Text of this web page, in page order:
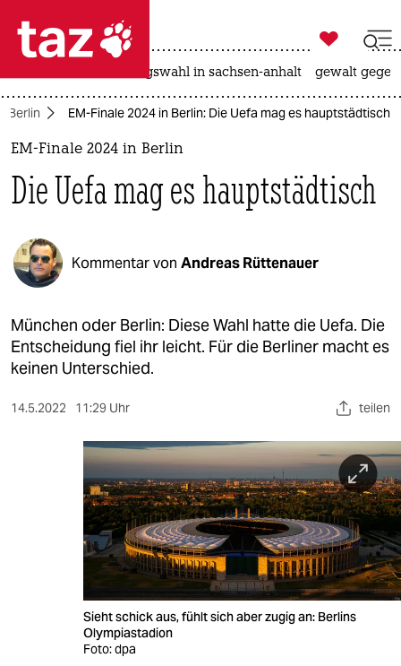
 taz zahl ich
taz zahl ich
politik
öko
gesellschaft
kultur
sport
berlin
wahrheit
veranstaltungen

taz zahl ich
landtagswahl in sachsen-anhalt gewalt
Berlin EM-Finale 2024 in Berlin: Die Uefa mag es hauptstädtisch
EM-Finale 2024 in Berlin
Die Uefa mag es hauptstädtisch
Kommentar von Andreas Rüttenauer
München oder Berlin: Diese Wahl hatte die Uefa. Die
Entscheidung fiel ihr leicht. Für die Berliner macht es
keinen Unterschied.
14.5.2022 11:29 Uhr teilen
Sieht schick aus, fühlt sich aber zugig an: Berlins
Olympiastadion
Foto: dpa